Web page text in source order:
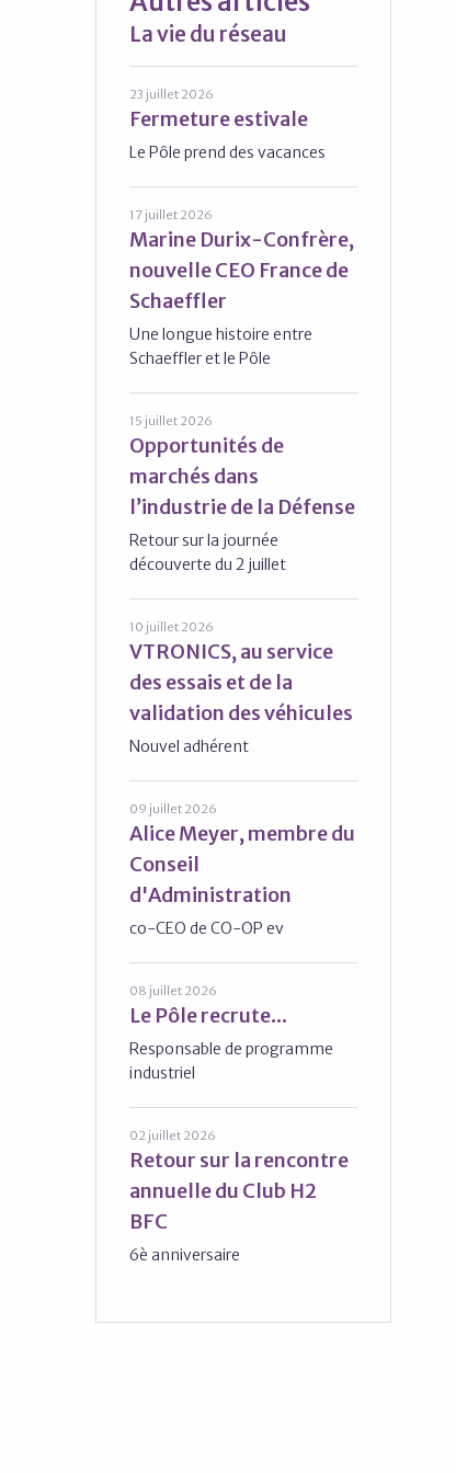
La vie du réseau
23 juillet 2026
Fermeture estivale
Le Pôle prend des vacances
17 juillet 2026
Marine Durix-Confrère,
nouvelle CEO France de
Schaeffler
Une longue histoire entre
Schaeffler et le Pôle
15 juillet 2026
Opportunités de
marchés dans
l’industrie de la Défense
Retour sur la journée
découverte du 2 juillet
10 juillet 2026
VTRONICS, au service
des essais et de la
validation des véhicules
Nouvel adhérent
09 juillet 2026
Alice Meyer, membre du
Conseil
d'Administration
co-CEO de CO-OP ev
08 juillet 2026
Le Pôle recrute...
Responsable de programme
industriel
02 juillet 2026
Retour sur la rencontre
annuelle du Club H2
BFC
6è anniversaire